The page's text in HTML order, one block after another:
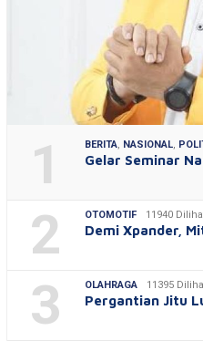
1 BERITA, NASIONAL,
Gelar Seminar
2 OTOMOTIF 11940
Demi Xpander,
3 OLAHRAGA 11395
Pergantian Jitu